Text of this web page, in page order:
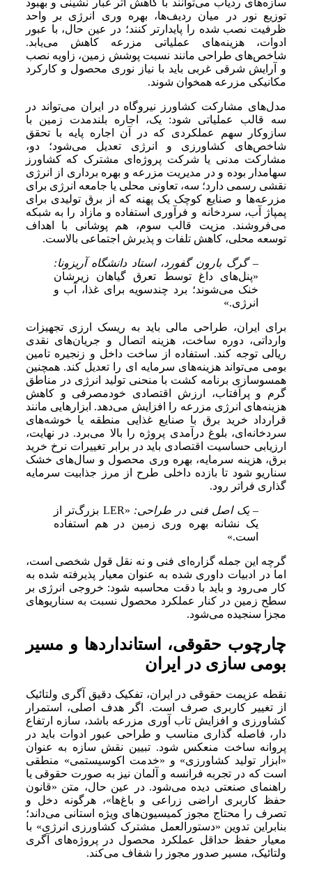
توزیع نور در میان ردیف‌ها، بهره وری انرژی بر واحد
ظرفیت نصب شده را پایدارتر کنند؛ در عین حال، با عبور
ادوات، هزینه‌های عملیاتی مزرعه کاهش می‌یابد.
شاخص‌های طراحی مانند نسبت پوشش زمین، زاویه نصب
و آرایش شرقی غربی باید با نیاز نوری محصول و کارکرد
مکانیکی مزرعه همخوان شوند.
مدل‌های مشارکت کشاورز نیروگاه در ایران می‌تواند در
سه قالب عملیاتی شود: یک، اجاره بلندمدت زمین با
سازوکار سهم عملکردی که در آن اجاره پایه با تحقق
شاخص‌های کشاورزی و انرژی تعدیل می‌شود؛ دو،
مشارکت مدنی یا شرکت پروژه‌ای مشترک که کشاورز
سهامدار بوده و در مدیریت مزرعه و بهره برداری از انرژی
نقشی رسمی دارد؛ سه، تعاونی محلی یا جامعه انرژی برای
مزرعه‌ها و صنایع کوچک یک پهنه که از برق تولیدی برای
پمپاژ آب، سردخانه و فرآوری استفاده و مازاد را به شبکه
می‌فروشند. مزیت قالب سوم، هم پوشانی با اهداف
توسعه محلی، کاهش تلفات و پذیرش اجتماعی بالاست.
– گرگ بارون گفورد، استاد دانشگاه آریزونا:
«پنل‌های داغ توسط تعرق گیاهان زیرشان
خنک می‌شوند؛ برد چندسویه برای غذا، آب و
انرژی.»
برای ایران، طراحی مالی باید به ریسک ارزی تجهیزات
وارداتی، دوره ساخت، هزینه اتصال و جریان‌های نقدی
ریالی توجه کند. استفاده از ساخت داخل و زنجیره تامین
بومی می‌تواند هزینه‌های سرمایه ای را تعدیل کند. همچنین
همسوسازی برنامه کشت با منحنی تولید انرژی در مناطق
گرم و پرآفتاب، ارزش اقتصادی خودمصرفی و کاهش
هزینه‌های انرژی مزرعه را افزایش می‌دهد. ابزارهایی مانند
قرارداد خرید برق با صنایع غذایی منطقه یا خوشه‌های
سردخانه‌ای، بلوغ درآمدی پروژه را بالا می‌برد. در نهایت،
ارزیابی حساسیت اقتصادی باید در برابر تغییرات نرخ خرید
برق، هزینه سرمایه، بهره وری محصول و سال‌های خشک
سناریو شود تا بازده داخلی طرح از مرز جذابیت سرمایه
گذاری فراتر رود.
– یک اصل فنی در طراحی:
«LER بزرگ‌تر از
یک نشانه بهره وری زمین در هم استفاده
است.»
گرچه این جمله گزاره‌ای فنی و نه نقل قول شخصی است،
اما در ادبیات داوری شده به عنوان معیار پذیرفته شده به
کار می‌رود و باید با دقت محاسبه شود: خروجی انرژی بر
سطح زمین در کنار عملکرد محصول نسبت به سناریوهای
مجزا سنجیده می‌شود.
چارچوب حقوقی، استانداردها و مسیر
بومی سازی در ایران
نقطه عزیمت حقوقی در ایران، تفکیک دقیق آگری ولتائیک
از تغییر کاربری صرف است. اگر هدف اصلی، استمرار
کشاورزی و افزایش تاب آوری مزرعه باشد، سازه ارتفاع
دار، فاصله گذاری مناسب و طراحی عبور ادوات باید در
پروانه ساخت منعکس شود. تبیین نقش سازه به عنوان
«ابزار تولید کشاورزی» و «خدمت اکوسیستمی» منطقی
است که در تجربه فرانسه و آلمان نیز به صورت حقوقی یا
راهنمای صنعتی دیده می‌شود. در عین حال، متن «قانون
حفظ کاربری اراضی زراعی و باغ‌ها»، هرگونه دخل و
تصرف را محتاج مجوز کمیسیون‌های ویژه استانی می‌داند؛
بنابراین تدوین «دستورالعمل مشترک کشاورزی انرژی» با
معیار حفظ حداقل عملکرد محصول در پروژه‌های آگری
ولتائیک، مسیر صدور مجوز را شفاف می‌کند.